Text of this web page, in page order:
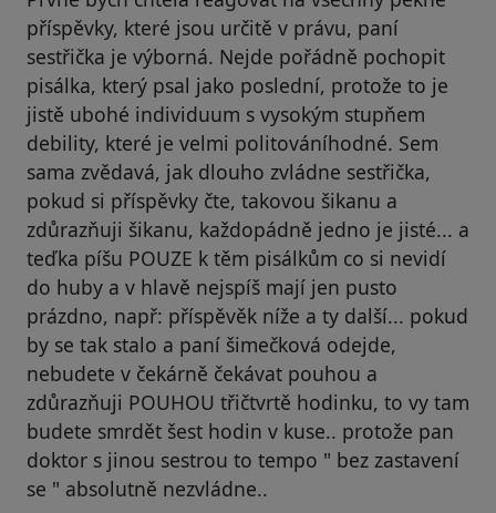
příspěvky, které jsou určitě v právu, paní
sestřička je výborná. Nejde pořádně pochopit
pisálka, který psal jako poslední, protože to je
jistě ubohé individuum s vysokým stupňem
debility, které je velmi politováníhodné. Sem
sama zvědavá, jak dlouho zvládne sestřička,
pokud si příspěvky čte, takovou šikanu a
zdůrazňuji šikanu, každopádně jedno je jisté... a
teďka píšu POUZE k těm pisálkům co si nevidí
do huby a v hlavě nejspíš mají jen pusto
prázdno, např: příspěvěk níže a ty další... pokud
by se tak stalo a paní šimečková odejde,
nebudete v čekárně čekávat pouhou a
zdůrazňuji POUHOU třičtvrtě hodinku, to vy tam
budete smrdět šest hodin v kuse.. protože pan
doktor s jinou sestrou to tempo " bez zastavení
se " absolutně nezvládne..